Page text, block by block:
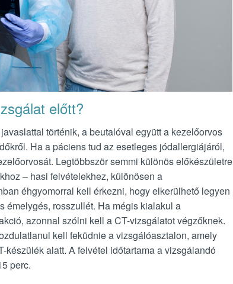
előtt?
történik, a beutalóval együtt a kezelőorvos
Ha a páciens tud az esetleges jódallergiájáról,
Legtöbbször semmi különös előkészületre
– hasi felvételekhez, különösen a
éhgyomorral kell érkezni, hogy elkerülhető legyen
émelygés, rosszullét. Ha mégis kialakul a
azonnal szólni kell a CT-vizsgálatot végzőknek.
kell feküdnie a vizsgálóasztalon, amely
készülék alatt. A felvétel időtartama a vizsgálandó
perc.